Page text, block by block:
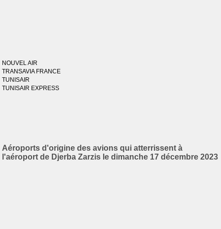
NOUVEL AIR
TRANSAVIA FRANCE
TUNISAIR
TUNISAIR EXPRESS
Aéroports d'origine des avions qui atterrissent à
l'aéroport de Djerba Zarzis le dimanche 17 décembre 2023